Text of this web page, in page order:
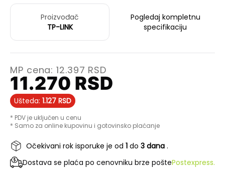
Proizvođač
TP-LINK
Pogledaj kompletnu
specifikaciju
MP cena:12.397 RSD
11.270 RSD
Ušteda: 1.127 RSD
* PDV je uključen u cenu
* Samo za online kupovinu i gotovinsko plaćanje
Očekivani rok isporuke je od 1 do 3 dana .
Dostava se plaća po cenovniku brze poštePostexpress.